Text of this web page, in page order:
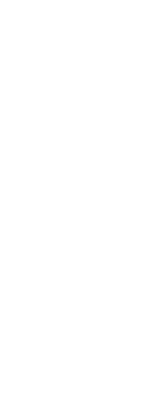
de store
Måske der i aften
et beskyttet
og sjældne firben
stier.
kan kun opleve
stranden i
det vil være muligt at
I aften er der